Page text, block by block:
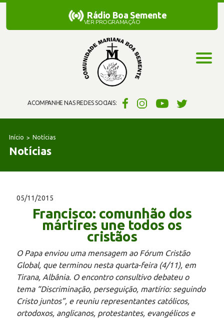
ACOMPANHE NAS REDES SOCIAIS:
Rádio Boa Semente
Rádio Boa Semente
VER PROGRAMAÇÃO
Início Notícias
Notícias
05/11/2015
Francisco: comunhão dos
mártires une todos os
cristãos
O Papa enviou uma mensagem ao Fórum Cristão
Global, que terminou nesta quarta-feira (4/11), em
Tirana, Albânia. O encontro consultivo debateu o
tema “Discriminação, perseguição, martírio: seguindo
Cristo juntos”, e reuniu representantes católicos,
ortodoxos, anglicanos, protestantes, evangélicos e